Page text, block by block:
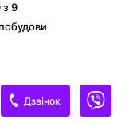
з 9
Дзвінок